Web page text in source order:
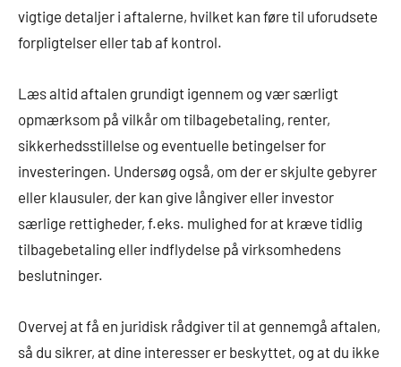
vigtige detaljer i aftalerne, hvilket kan føre til uforudsete
forpligtelser eller tab af kontrol.
Læs altid aftalen grundigt igennem og vær særligt
opmærksom på vilkår om tilbagebetaling, renter,
sikkerhedsstillelse og eventuelle betingelser for
investeringen. Undersøg også, om der er skjulte gebyrer
eller klausuler, der kan give långiver eller investor
særlige rettigheder, f.eks. mulighed for at kræve tidlig
tilbagebetaling eller indflydelse på virksomhedens
beslutninger.
Overvej at få en juridisk rådgiver til at gennemgå aftalen,
så du sikrer, at dine interesser er beskyttet, og at du ikke